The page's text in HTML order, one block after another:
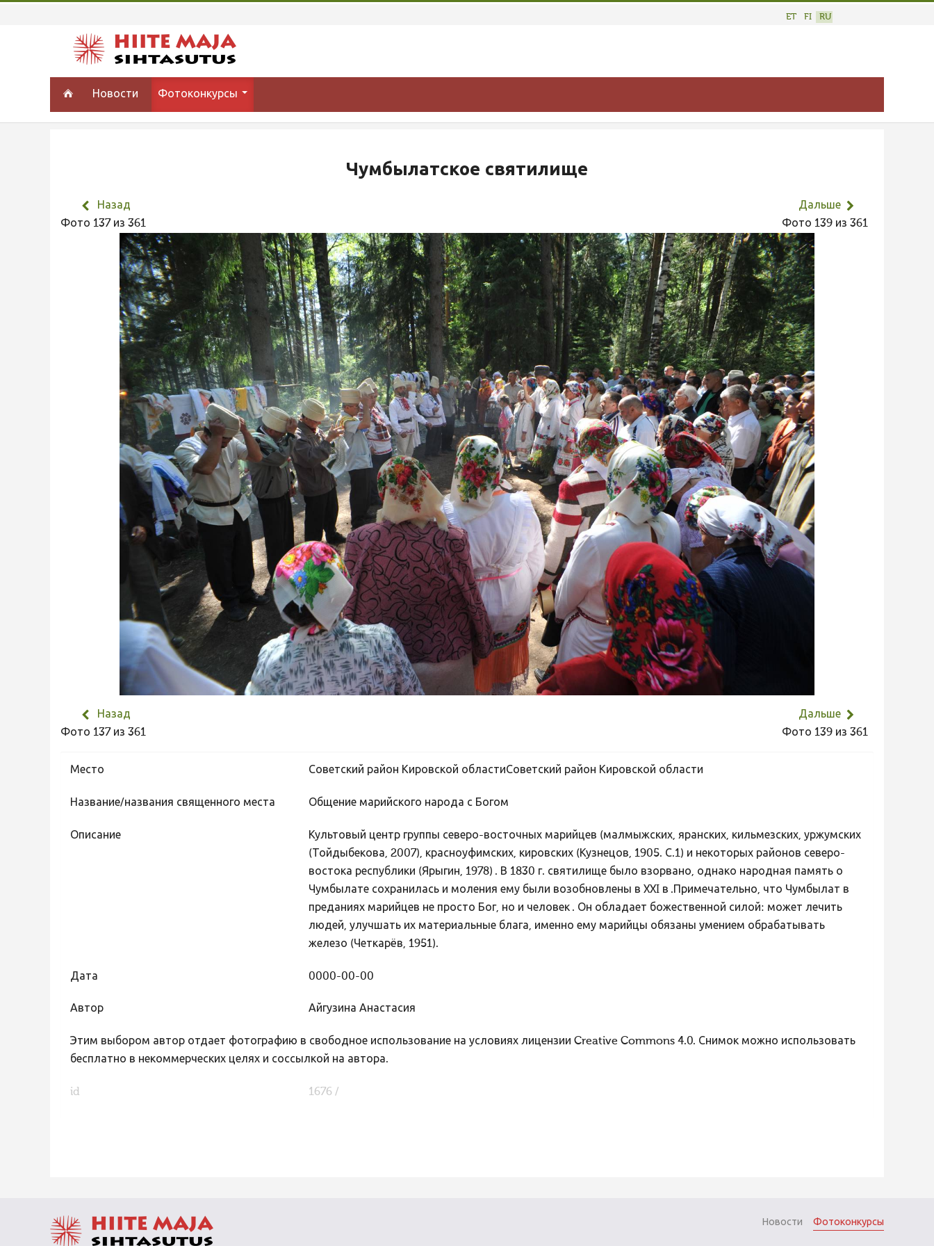
ET FI RU
Новости Фотоконкурсы
Чумбылатское святилище
Назад
Фото 137 из 361
Дальше
Фото 139 из 361
Назад
Фото 137 из 361
Дальше
Фото 139 из 361
Место Советский район Кировской областиСоветский район Кировской области
Название/названия священного места Общение марийского народа с Богом
Описание
Культовый центр группы северо-восточных марийцев (малмыжских, яранских, кильмезских, уржумских
(Тойдыбекова, 2007), красноуфимских, кировских (Кузнецов, 1905. С.1) и некоторых районов северо-
востока республики (Ярыгин, 1978) . В 1830 г. святилище было взорвано, однако народная память о
Чумбылате сохранилась и моления ему были возобновлены в XXI в .Примечательно, что Чумбылат в
преданиях марийцев не просто Бог, но и человек . Он обладает божественной силой: может лечить
людей, улучшать их материальные блага, именно ему марийцы обязаны умением обрабатывать
железо (Четкарёв, 1951).
Дата 0000-00-00
Автор Айгузина Анастасия
Этим выбором автор отдает фотографию в свободное использование на условиях лицензии Creative Commons 4.0. Снимок можно использовать
бесплатно в некоммерческих целях и соссылкой на автора.
id 1676 /
Новости Фотоконкурсы